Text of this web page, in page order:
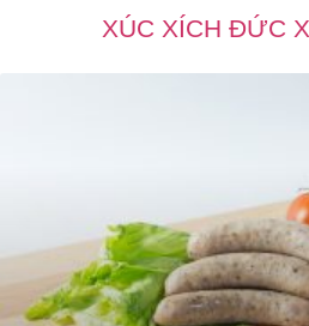
XÚC XÍCH ĐỨC